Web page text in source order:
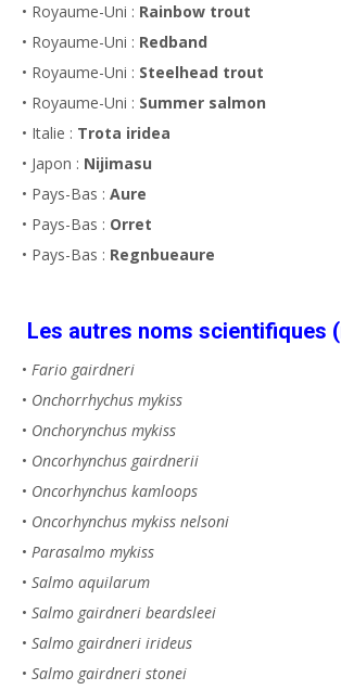
• Royaume-Uni : Rainbow trout
• Royaume-Uni : Redband
• Royaume-Uni : Steelhead trout
• Royaume-Uni : Summer salmon
• Italie : Trota iridea
• Japon : Nijimasu
• Pays-Bas : Aure
• Pays-Bas : Orret
• Pays-Bas : Regnbueaure
Les autres noms scientifiques
• Fario gairdneri
• Onchorrhychus mykiss
• Onchorynchus mykiss
• Oncorhynchus gairdnerii
• Oncorhynchus kamloops
• Oncorhynchus mykiss nelsoni
• Parasalmo mykiss
• Salmo aquilarum
• Salmo gairdneri beardsleei
• Salmo gairdneri irideus
• Salmo gairdneri stonei